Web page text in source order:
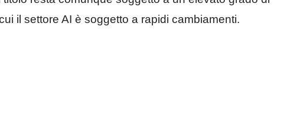
il settore AI è soggetto a rapidi cambiamenti.